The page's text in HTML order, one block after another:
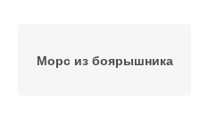
Морс из боярышника